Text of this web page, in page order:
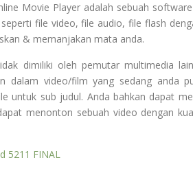
Movie Player adalah sebuah
file video, file audio, file flash
& memanjakan mata anda.
dimiliki oleh pemutar multimedia
dalam video/film yang sedang anda
untuk sub judul. Anda bahkan dapat
menonton sebuah video dengan